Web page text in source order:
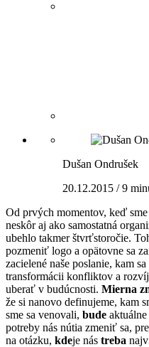
Dušan Ondrušek
20.12.2015 / 9
Od prvých momentov, keď
neskôr aj ako samostatná
ubehlo takmer štvrťstoročie.
pozmeniť logo a opätovne sa
zacielené naše poslanie, kam
transformácii konfliktov a
uberať v budúcnosti. Mierna
že si nanovo definujeme, kam
sme sa venovali, bude
potreby nás nútia zmeniť sa,
na otázku, kdeje nás treba